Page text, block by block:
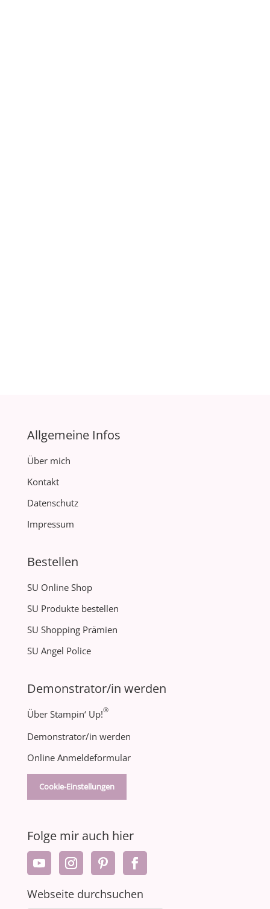
Allgemeine Infos
Über mich
Kontakt
Datenschutz
Impressum
Bestellen
SU Online Shop
SU Produkte bestellen
SU Shopping Prämien
SU Angel Police
Demonstrator/in werden
Über Stampin‘ Up!®
Demonstrator/in werden
Online Anmeldeformular
Cookie-Einstellungen
Folge mir auch hier
Webseite durchsuchen